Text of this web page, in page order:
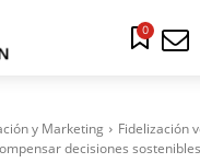
0
y Marketing
Fidelización
decisiones